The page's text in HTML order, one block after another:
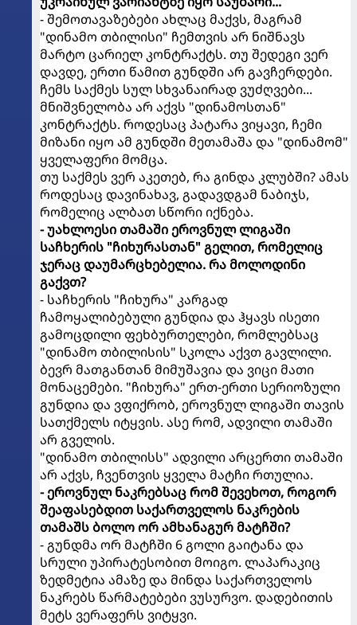
- შემოთავაზებები ახლაც მაქვს, მაგრამ
"დინამო თბილისი" ჩემთვის არ ნიშნავს
მარტო ცარიელ კონტრაქტს. თუ შედეგი ვერ
დავდე, ერთი წამით გუნდში არ გავჩერდები.
ჩემს საქმეს სულ სხვანაირად ვუძღვები...
მნიშვნელობა არ აქვს "დინამოსთან"
კონტრაქტს. როდესაც პატარა ვიყავი, ჩემი
მიზანი იყო ამ გუნდში მეთამაშა და "დინამომ"
ყველაფერი მომცა.
თუ საქმეს ვერ აკეთებ, რა გინდა კლუბში? ამას
როდესაც დავინახავ, გადავდგამ ნაბიჯს,
რომელიც ალბათ სწორი იქნება.
- უახლოესი თამაში ეროვნულ ლიგაში
საჩხერის "ჩიხურასთან" გელით, რომელიც
ჯერაც დაუმარცხებელია. რა მოლოდინი
გაქვთ?
- საჩხერის "ჩიხურა" კარგად
ჩამოყალიბებული გუნდია და ჰყავს ისეთი
გამოცდილი ფეხბურთელები, რომლებსაც
"დინამო თბილისის" სკოლა აქვთ გავლილი.
ბევრ მათგანთან მიმუშავია და ვიცი მათი
მონაცემები. "ჩიხურა" ერთ-ერთი სერიოზული
გუნდია და ვფიქრობ, ეროვნულ ლიგაში თავის
სათქმელს იტყვის. ასე რომ, ადვილი თამაში
არ გველის.
"დინამო თბილისს" ადვილი არცერთი თამაში
არ აქვს, ჩვენთვის ყველა მატჩი რთულია.
- ეროვნულ ნაკრებსაც რომ შევეხოთ, როგორ
შეაფასებდით საქართველოს ნაკრების
თამაშს ბოლო ორ ამხანაგურ მატჩში?
- გუნდმა ორ მატჩში 6 გოლი გაიტანა და
სრული უპირატესობით მოიგო. ლაპარაკიც
ზედმეტია ამაზე და მინდა საქართველოს
ნაკრებს წარმატებები ვუსურვო. დადებითის
მეტს ვერაფერს ვიტყვი.